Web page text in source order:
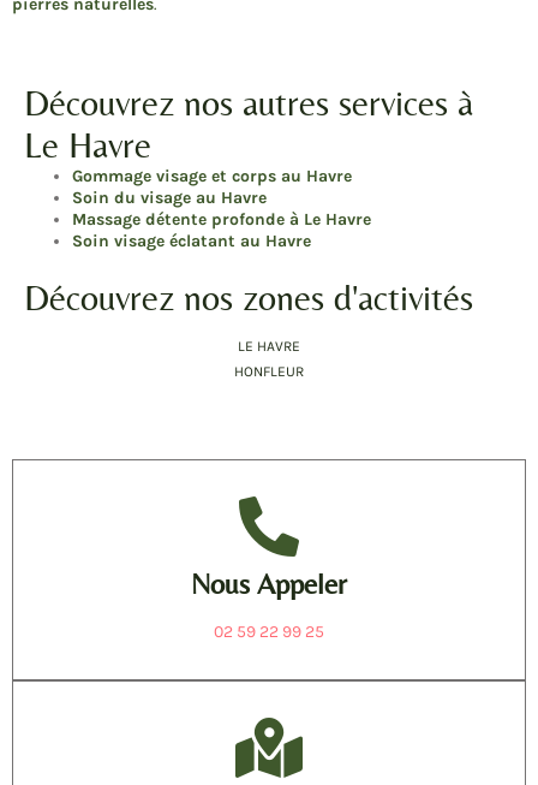
pierres naturelles.
Découvrez nos autres services à
Le Havre
Gommage visage et corps au Havre
Soin du visage au Havre
Massage détente profonde à Le Havre
Soin visage éclatant au Havre
Découvrez nos zones d'activités
LE HAVRE
HONFLEUR
Nous Appeler
02 59 22 99 25